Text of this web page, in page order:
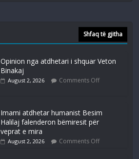
Shfaq të gjitha
Opinion nga atdhetari i shquar Veton
Binakaj
August 2, 2026 Comments Off
Imami atdhetar humanist Besim
Halilaj falenderon bëmiresit për
veprat e mira
August 2, 2026 Comments Off